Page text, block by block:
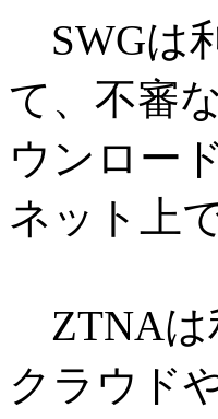
SWGは
て、不審
ウンロー
ネット上
ZTNAは
クラウド